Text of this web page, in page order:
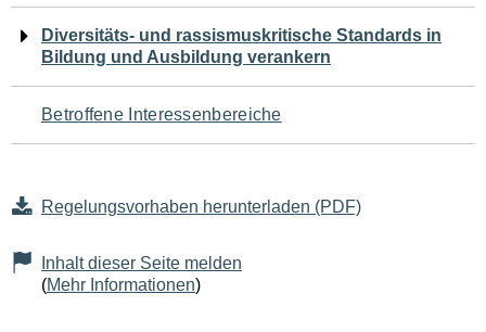
Navigation
für
den
Diversitäts- und rassismuskritische Standards in
Bildung und Ausbildung verankern
Betroffene Interessenbereiche
Regelungsvorhaben herunterladen (PDF)
Inhalt dieser Seite melden
(Mehr Informationen)